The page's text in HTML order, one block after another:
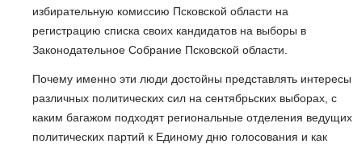
избирательную комиссию Псковской области на
регистрацию списка своих кандидатов на выборы в
Законодательное Собрание Псковской области.
Почему именно эти люди достойны представлять интересы
различных политических сил на сентябрьских выборах, с
каким багажом подходят региональные отделения ведущих
политических партий к Единому дню голосования и как